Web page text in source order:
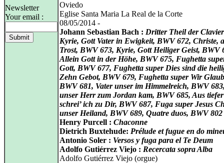
Newsletter
Your email :
Oviedo
Eglise Santa Maria La Real de la Corte
08/05/2014 -
Johann Sebastian Bach : Dritter Theil der
Kyrie, Gott Vater in Ewigkeit, BWV 672, Christe,
Trost, BWV 673, Kyrie, Gott Heiliger Geist, BWV
Allein Gott in der Höhe, BWV 675, Fughetta
Gott, BWV 677, Fughetta super Dies sind die
Zehn Gebot, BWV 679, Fughetta super Wir
BWV 681, Vater unser im Himmelreich, BWV
unser Herr zum Jordan kam, BWV 685, Aus
schrei’ ich zu Dir, BWV 687, Fuga super Jesus
unser Heiland, BWV 689, Quatre duos, BWV 802
Henry Purcell : Chaconne
Dietrich Buxtehude: Prélude et fugue en do
Antonio Soler : Versos y fuga para el Te Deum
Adolfo Gutiérrez Viejo : Recercata sopra Alba
Adolfo Gutiérrez Viejo (orgue)